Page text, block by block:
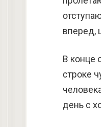
вперед,
В конце
строке
день с